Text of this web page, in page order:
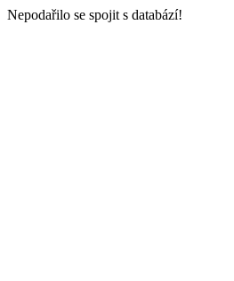
Nepodařilo se spojit s databází!